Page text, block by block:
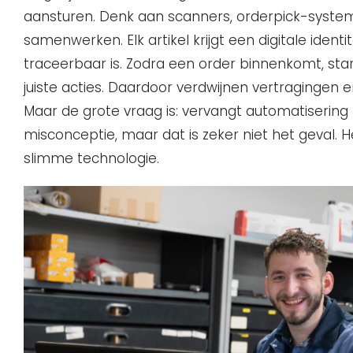
aansturen. Denk aan scanners, orderpick-
samenwerken. Elk artikel krijgt een digitale
traceerbaar is. Zodra een order binnenkomt,
juiste acties. Daardoor verdwijnen vertragingen
Maar de grote vraag is: vervangt
misconceptie, maar dat is zeker niet het geval.
slimme technologie.